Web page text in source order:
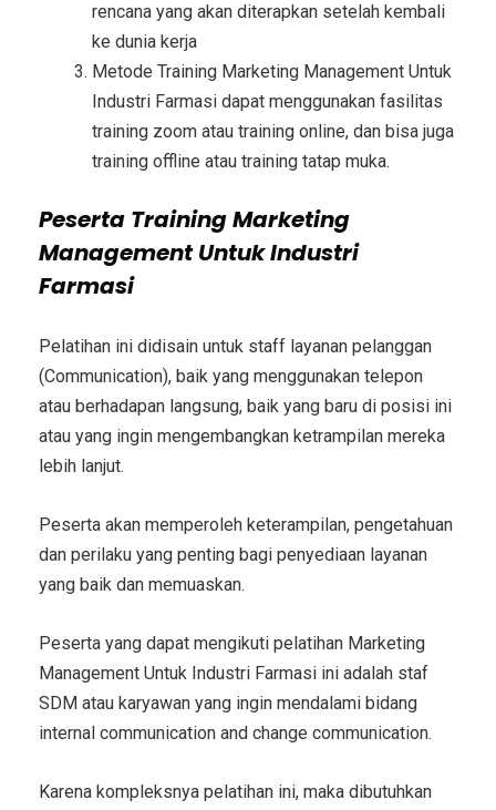
rencana yang akan diterapkan setelah kembali
ke dunia kerja
Metode Training Marketing Management Untuk
Industri Farmasi dapat menggunakan fasilitas
training zoom atau training online, dan bisa juga
training offline atau training tatap muka.
Peserta Training Marketing
Management Untuk Industri
Farmasi
Pelatihan ini didisain untuk staff layanan pelanggan
(Communication), baik yang menggunakan telepon
atau berhadapan langsung, baik yang baru di posisi ini
atau yang ingin mengembangkan ketrampilan mereka
lebih lanjut.
Peserta akan memperoleh keterampilan, pengetahuan
dan perilaku yang penting bagi penyediaan layanan
yang baik dan memuaskan.
Peserta yang dapat mengikuti pelatihan Marketing
Management Untuk Industri Farmasi ini adalah staf
SDM atau karyawan yang ingin mendalami bidang
internal communication and change communication.
Karena kompleksnya pelatihan ini, maka dibutuhkan